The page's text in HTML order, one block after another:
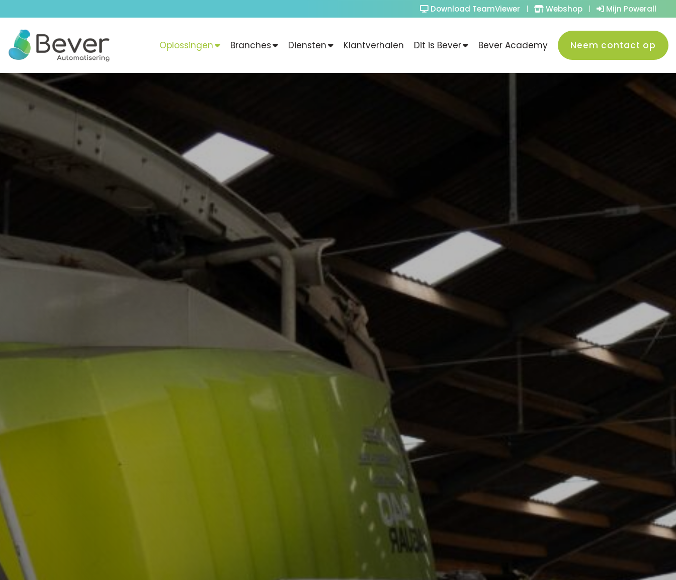
Download TeamViewer | Webshop | Mijn Powerall
Oplossingen Branches Diensten Klantverhalen Dit is Bever Bever Academy Neem contact op